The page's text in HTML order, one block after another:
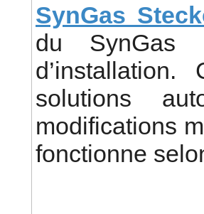
SynGas
du SynGas
solutions
modifications
fonctionne